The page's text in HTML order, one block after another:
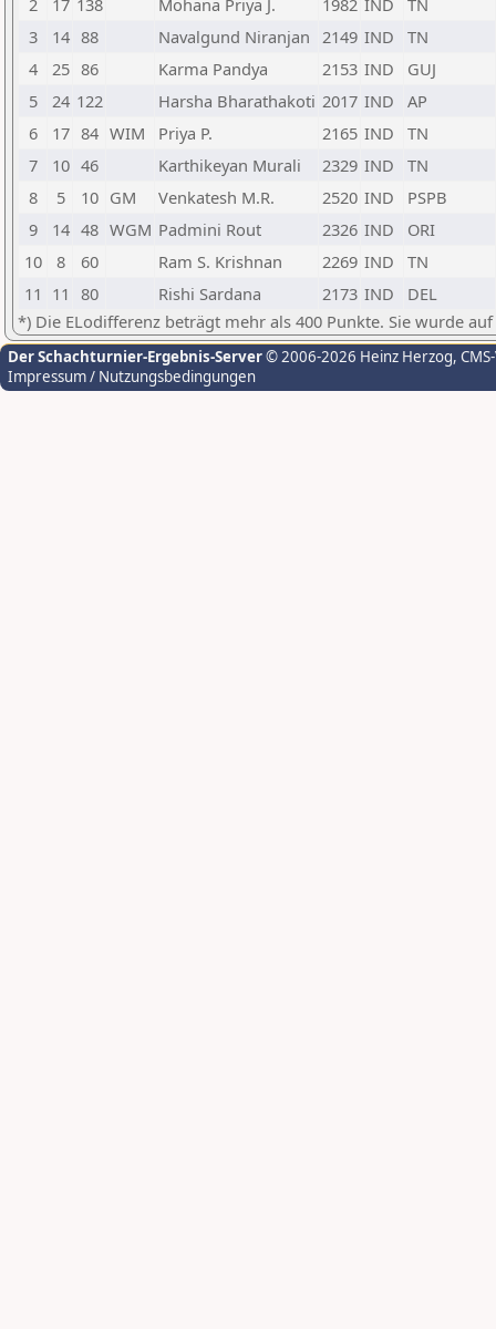
2
17 138 Mohana Priya J. 1982 IND
TN
3
14 88 Navalgund Niranjan 2149 IND
TN
4
25 86 Karma Pandya 2153 IND
GUJ
5
24 122 Harsha Bharathakoti 2017 IND
AP
6
17 84 WIM Priya P. 2165 IND
TN
7
10 46 Karthikeyan Murali 2329 IND
TN
8
5 10 GM Venkatesh M.R. 2520 IND
PSPB
9
14 48 WGM Padmini Rout 2326 IND
ORI
10
8 60 Ram S. Krishnan 2269 IND
TN
11 11 80 Rishi Sardana 2173 IND
DEL
*) Die ELodifferenz beträgt mehr als 400 Punkte. Sie wurde
Der Schachturnier-Ergebnis-Server© 2006-2026 Heinz Herzog,
Impressum / Nutzungsbedingungen